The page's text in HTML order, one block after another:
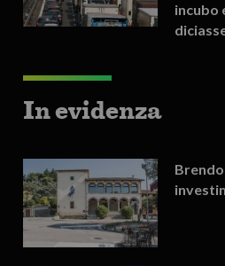
incubo
In evidenza